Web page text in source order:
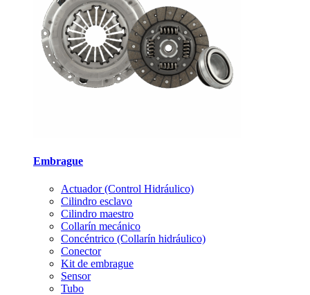
Embrague
Actuador (Control Hidráulico)
Cilindro esclavo
Cilindro maestro
Collarín mecánico
Concéntrico (Collarín hidráulico)
Conector
Kit de embrague
Sensor
Tubo